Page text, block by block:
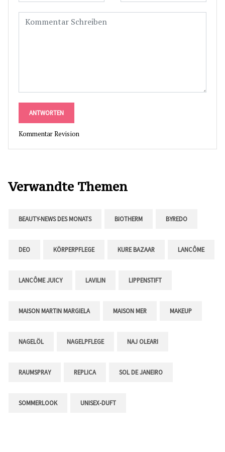
ANTWORTEN
Kommentar Revision
Verwandte Themen
BEAUTY-NEWS DES MONATS BIOTHERM BYREDO
DEO KÖRPERPFLEGE KURE BAZAAR LANCÔME
LANCÔME JUICY LAVILIN LIPPENSTIFT
MAISON MARTIN MARGIELA MAISON MER MAKEUP
NAGELÖL NAGELPFLEGE NAJ OLEARI
RAUMSPRAY REPLICA SOL DE JANEIRO
SOMMERLOOK UNISEX-DUFT